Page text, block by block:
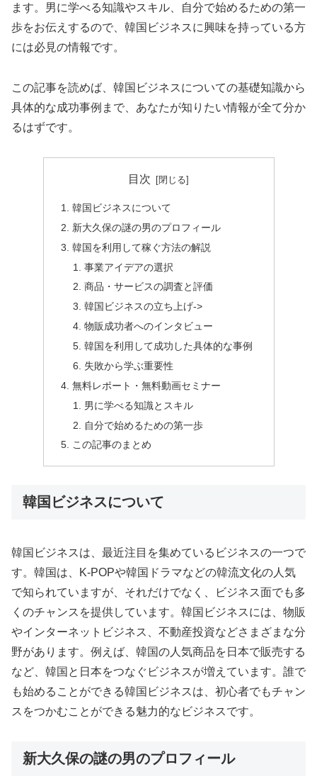
ます。男に学べる知識やスキル、自分で始めるための第一
歩をお伝えするので、韓国ビジネスに興味を持っている方
には必見の情報です。
この記事を読めば、韓国ビジネスについての基礎知識から
具体的な成功事例まで、あなたが知りたい情報が全て分か
るはずです。
目次
韓国ビジネスについて
新大久保の謎の男のプロフィール
韓国を利用して稼ぐ方法の解説
事業アイデアの選択
商品・サービスの調査と評価
韓国ビジネスの立ち上げ->
物販成功者へのインタビュー
韓国を利用して成功した具体的な事例
失敗から学ぶ重要性
無料レポート・無料動画セミナー
男に学べる知識とスキル
自分で始めるための第一歩
この記事のまとめ
韓国ビジネスについて
韓国ビジネスは、最近注目を集めているビジネスの一つで
す。韓国は、K-POPや韓国ドラマなどの韓流文化の人気
で知られていますが、それだけでなく、ビジネス面でも多
くのチャンスを提供しています。韓国ビジネスには、物販
やインターネットビジネス、不動産投資などさまざまな分
野があります。例えば、韓国の人気商品を日本で販売する
など、韓国と日本をつなぐビジネスが増えています。誰で
も始めることができる韓国ビジネスは、初心者でもチャン
スをつかむことができる魅力的なビジネスです。
新大久保の謎の男のプロフィール